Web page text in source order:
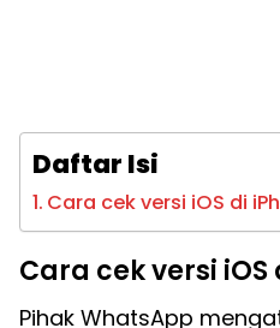
Daftar Isi
Cara cek versi iOS di
Cara cek versi iOS
Pihak WhatsApp